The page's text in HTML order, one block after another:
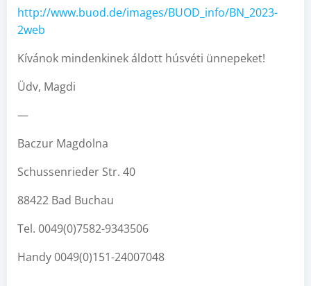
http://www.buod.de/images/BUOD_info/BN_2023-
2web
Kívánok mindenkinek áldott húsvéti ünnepeket!
Üdv, Magdi
—
Baczur Magdolna
Schussenrieder Str. 40
88422 Bad Buchau
Tel. 0049(0)7582-9343506
Handy 0049(0)151-24007048